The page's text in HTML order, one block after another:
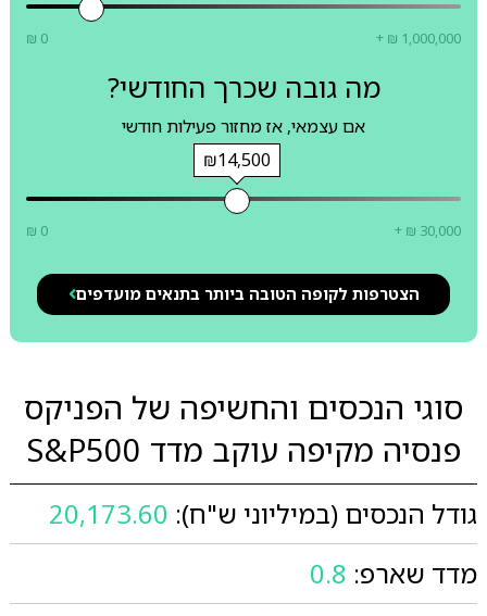
₪ 0 + ₪ 1,000,000
מה גובה שכרך החודשי?
אם עצמאי, אז מחזור פעילות חודשי
₪14,500
₪ 0 + ₪ 30,000
הצטרפות לקופה הטובה ביותר בתנאים מועדפים
סוגי הנכסים והחשיפה של הפניקס
פנסיה מקיפה עוקב מדד S&P500
גודל הנכסים (במיליוני ש"ח): 20,173.60
מדד שארפ: 0.8